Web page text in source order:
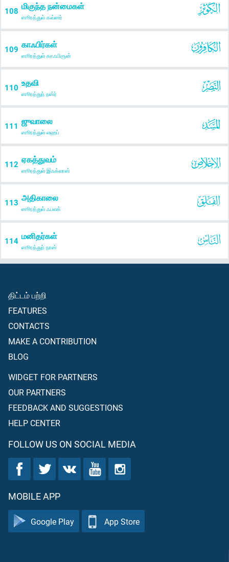
108 மிகுந்த நன்மைகள்
ஸூரத்துல் கவ்ஸர்
109 காஃபிர்கள்
ஸூரத்துல் காஃபிரூன்
110 உதவி
ஸூரத்துந் நஸ்ர்
111 ஜுவாலை
ஸூரத்துல் லஹப்
112 ஏகத்துவம்
ஸூரத்துல் இஃக்லாஸ்
113 அதிகாலை
ஸூரத்துல் ஃபலக்
114 மனிதர்கள்
ஸூரத்துந் நாஸ்
திட்டம் பற்றி
FEATURES
CONTACTS
MAKE A CONTRIBUTION
BLOG
WIDGET FOR PARTNERS
OUR PARTNERS
FEEDBACK AND SUGGESTIONS
HELP CENTER
FOLLOW US ON SOCIAL MEDIA
MOBILE APP
Google Play App Store